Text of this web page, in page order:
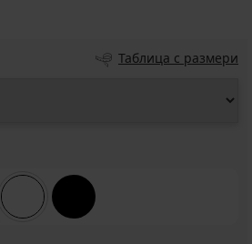
Таблица с размери